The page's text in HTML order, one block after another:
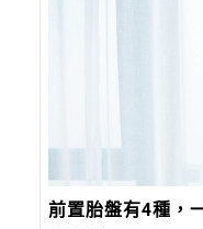
前置胎盤有4種，